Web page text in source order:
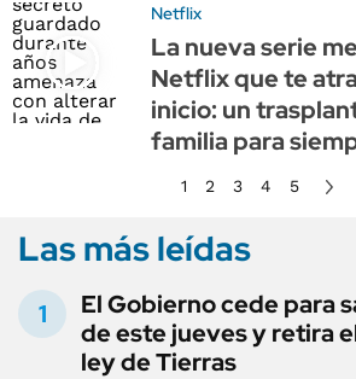
Netflix
La nueva serie
Netflix que te
inicio: un
familia para
1 2 3 4 5
Las más leídas
El Gobierno cede para
de este jueves y retira
ley de Tierras